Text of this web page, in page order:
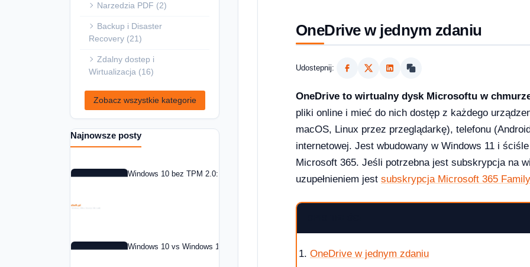
Narzedzia PDF (2)
Backup i Disaster
Recovery (21)
Zdalny dostep i
Wirtualizacja (16)
Zobacz wszystkie kategorie
Najnowsze posty
Windows 10 bez TPM 2.0: co zrobic w 2026?
Windows 10 vs Windows 11: czy warto aktualizowac w 2026?
OneDrive w jednym zdaniu
Udostepnij:
OneDrive to wirtualny dysk Microsoftu w
pliki online i mieć do nich dostęp z każdego
macOS, Linux przez przeglądarkę), telefonu
internetowej. Jest wbudowany w Windows 11 i
Microsoft 365. Jeśli potrzebna jest subskrypcja na
uzupełnieniem jest subskrypcja Microsoft 365 Family
OneDrive w jednym zdaniu